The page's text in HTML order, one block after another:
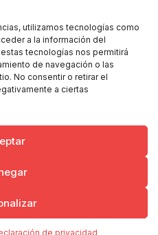
utilizamos tecnologías como
a la información del
tecnologías nos permitirá
de navegación o las
No consentir o retirar el
a ciertas
de privacidad